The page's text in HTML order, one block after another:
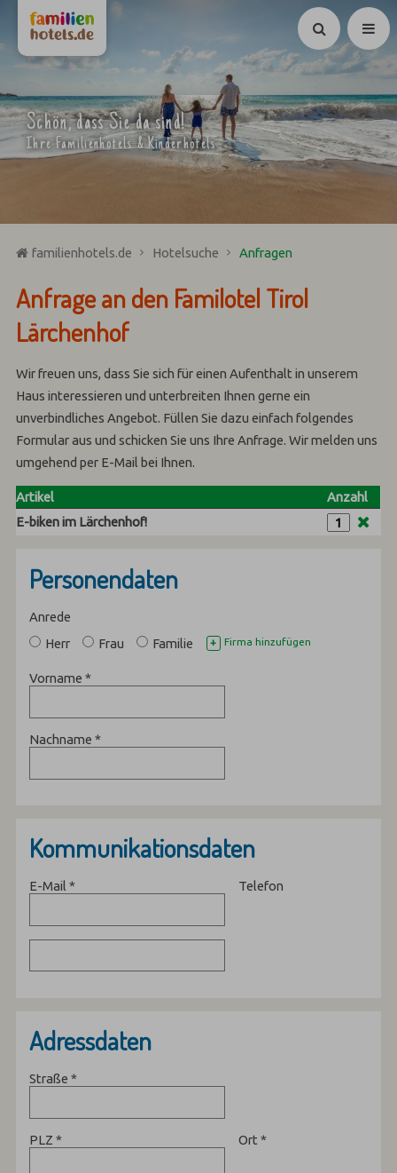
Suchen
Schön, dass Sie da sind!
Ihre Familienhotels & Kinderhotels
familienhotels.de Hotelsuche Anfragen
Anfrage an den Familotel Tirol
Lärchenhof
Wir freuen uns, dass Sie sich für einen Aufenthalt in unserem
Haus interessieren und unterbreiten Ihnen gerne ein
unverbindliches Angebot. Füllen Sie dazu einfach folgendes
Formular aus und schicken Sie uns Ihre Anfrage. Wir melden uns
umgehend per E-Mail bei Ihnen.
Artikel
Anzahl
E-biken im Lärchenhof!
Personendaten
Anrede
Herr
Frau Familie + Firma hinzufügen
Vorname*
Nachname*
Kommunikationsdaten
E-Mail* Telefon
Adressdaten
Straße*
PLZ* Ort *